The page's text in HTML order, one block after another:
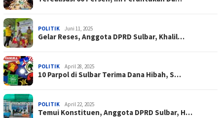
POLITIK Juni 11, 2025
Gelar Reses, Anggota DPRD Sulbar, Khalil…
POLITIK April 28, 2025
10 Parpol di Sulbar Terima Dana Hibah, S…
POLITIK April 22, 2025
Temui Konstituen, Anggota DPRD Sulbar, H…